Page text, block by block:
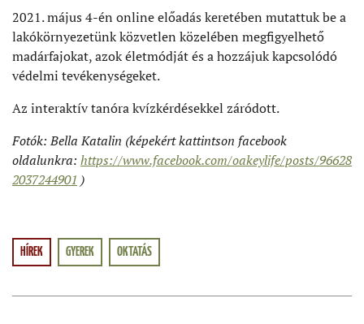
2021. május 4-én online előadás keretében mutattuk be a
lakókörnyezetünk közvetlen közelében megfigyelhető
madárfajokat, azok életmódját és a hozzájuk kapcsolódó
védelmi tevékenységeket.
Az interaktív tanóra kvízkérdésekkel záródott.
Fotók: Bella Katalin (képekért kattintson facebook
oldalunkra: https://www.facebook.com/oakeylife/posts/96628
2037244901 )
HÍREK GYEREK OKTATÁS